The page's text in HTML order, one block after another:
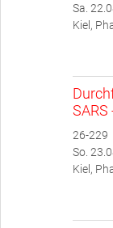
Sa.
Kiel,
26-229
So.
Kiel,